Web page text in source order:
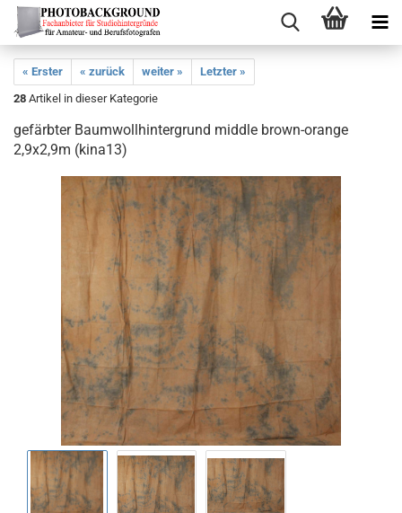
« Erster « zurück weiter »
Letzter »
28 Artikel in dieser Kategorie
gefärbter Baumwollhintergrund middle brown-orange
2,9x2,9m (kina13)